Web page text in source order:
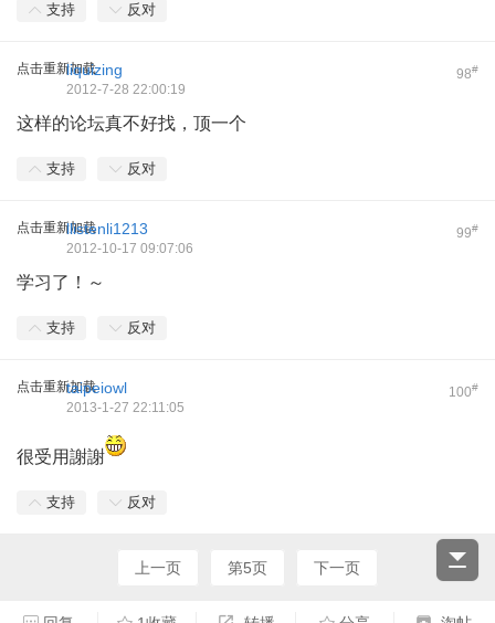
支持 反对
点击重新加载 98#
liquizing
2012-7-28 22:00:19
这样的论坛真不好找，顶一个
支持 反对
点击重新加载 99#
llistenli1213
2012-10-17 09:07:06
学习了！～
支持 反对
点击重新加载 100#
taipeiowl
2013-1-27 22:11:05
很受用謝謝
支持 反对
上一页 第5页 下一页